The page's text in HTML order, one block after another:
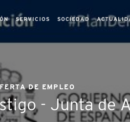
SERVICIOS SOCIEDAD
DE EMPLEO
- Junta de